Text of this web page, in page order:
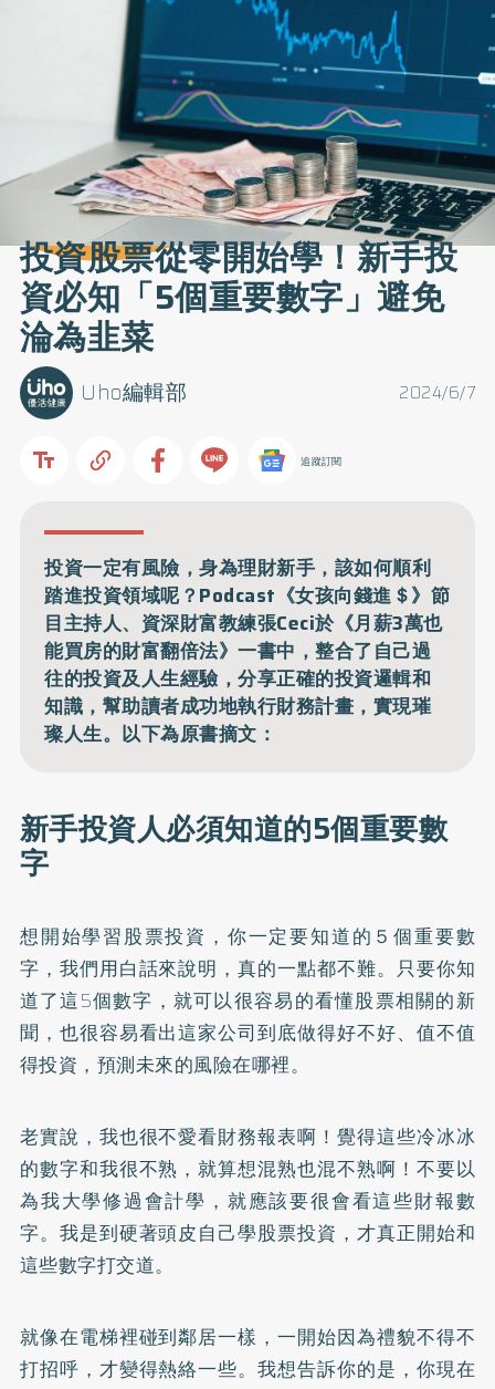
投資股票從零開始學！新手投
資必知「5個重要數字」避免
淪為韭菜
2024/6/7
Uho編輯部
追蹤訂閱
投資一定有風險，身為理財新手，該如何順利
踏進投資領域呢？Podcast《女孩向錢進＄》節
目主持人、資深財富教練張Ceci於《月薪3萬也
能買房的財富翻倍法》一書中，整合了自己過
往的投資及人生經驗，分享正確的投資邏輯和
知識，幫助讀者成功地執行財務計畫，實現璀
璨人生。以下為原書摘文：
新手投資人必須知道的5個重要數
字
想開始學習股票投資，你一定要知道的５個重要數
字，我們用白話來說明，真的一點都不難。只要你知
道了這5個數字，就可以很容易的看懂股票相關的新
聞，也很容易看出這家公司到底做得好不好、值不值
得投資，預測未來的風險在哪裡。
老實說，我也很不愛看財務報表啊！覺得這些冷冰冰
的數字和我很不熟，就算想混熟也混不熟啊！不要以
為我大學修過會計學，就應該要很會看這些財報數
字。我是到硬著頭皮自己學股票投資，才真正開始和
這些數字打交道。
就像在電梯裡碰到鄰居一樣，一開始因為禮貌不得不
打招呼，才變得熱絡一些。我想告訴你的是，你現在